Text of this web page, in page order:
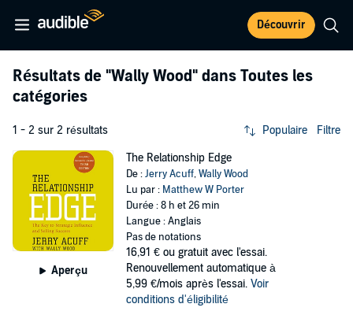
Découvrir
Résultats de "Wally Wood" dans Toutes les
catégories
1 - 2 sur 2 résultats Populaire Filtre
Aperçu
The Relationship Edge
De :Jerry Acuff,Wally Wood
Lu par : Matthew W Porter
Durée : 8 h et 26 min
Langue : Anglais
Pas de notations
16,91 € ou gratuit avec l'essai.
Renouvellement automatique à
5,99 €/mois après l'essai. Voir
conditions d'éligibilité